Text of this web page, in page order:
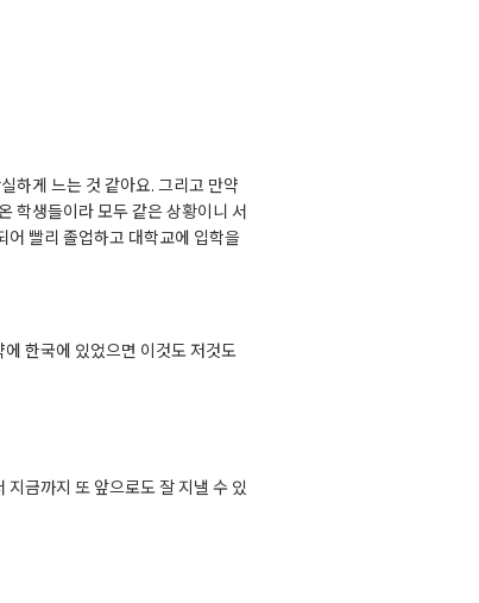
하게 느는 것 같아요. 그리고 만약
학생들이라모두같은상황이니 서
어 빨리 졸업하고 대학교에 입학을
에 한국에 있었으면 이것도저것도
지금까지 또 앞으로도잘지낼 수 있